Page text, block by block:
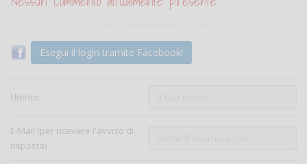
Esegui il login tramite Facebook!
Utente:
E-Mail (per ricevere l'avviso di
risposta)